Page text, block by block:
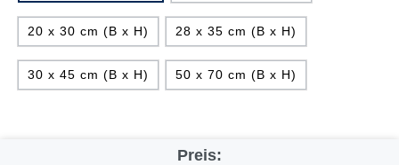
20 x 30 cm (B x H) 28 x 35 cm (B x H)
30 x 45 cm (B x H) 50 x 70 cm (B x H)
Preis: